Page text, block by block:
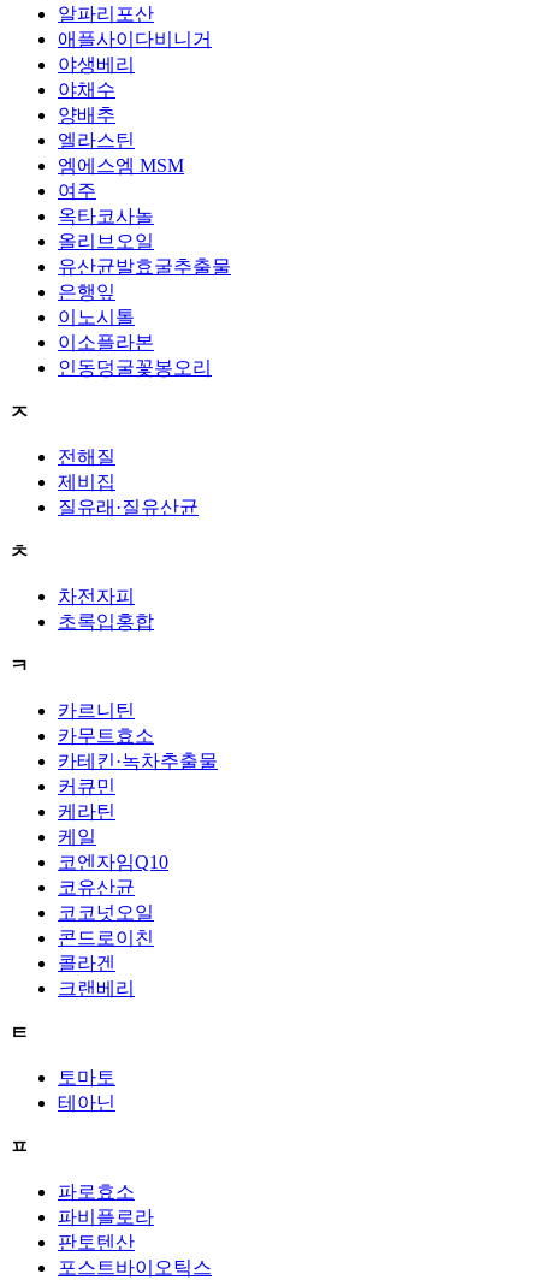
알파리포산
애플사이다비니거
야생베리
야채수
양배추
엘라스틴
엠에스엠 MSM
여주
옥타코사놀
올리브오일
유산균발효굴추출물
은행잎
이노시톨
이소플라본
인동덩굴꽃봉오리
ㅈ
전해질
제비집
질유래·질유산균
ㅊ
차전자피
초록입홍합
ㅋ
카르니틴
카무트효소
카테킨·녹차추출물
커큐민
케라틴
케일
코엔자임Q10
코유산균
코코넛오일
콘드로이친
콜라겐
크랜베리
ㅌ
토마토
테아닌
ㅍ
파로효소
파비플로라
판토텐산
포스트바이오틱스